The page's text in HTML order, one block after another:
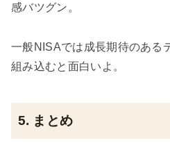
感バツグン。
一般NISAでは成長期待のある
組み込むと面白いよ。
5. まとめ